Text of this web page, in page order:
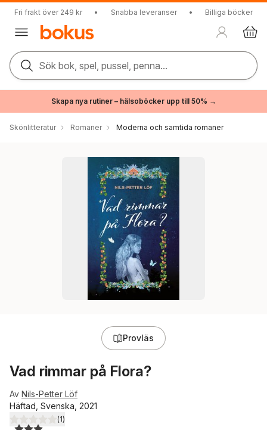
Fri frakt över 249 kr • Snabba leveranser • Billiga böcker
Sök bok, spel, pussel, penna...
Skapa nya rutiner – hälsoböcker upp till 50% →
Skönlitteratur Romaner Moderna och samtida romaner
Provläs
Vad rimmar på Flora?
Av Nils-Petter Löf
Häftad, Svenska, 2021
3,0utav 5 stjärnor. Totalt antal röster:
(1)